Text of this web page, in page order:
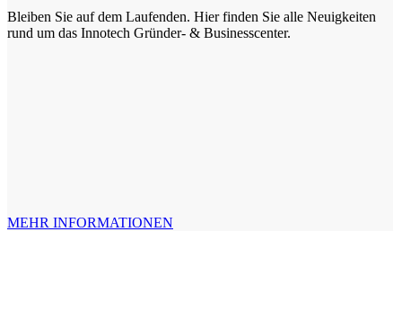
Bleiben Sie auf dem Laufenden. Hier finden Sie alle Neuigkeiten
rund um das Innotech Gründer- & Businesscenter.
MEHR INFORMATIONEN